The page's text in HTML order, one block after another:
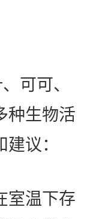
可可、
种生物活
议：
室温下存